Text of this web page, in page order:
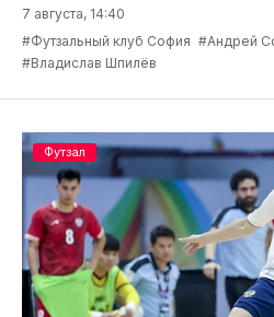
7 августа, 14:40
#Футзальный клуб София #Андрей
#Владислав Шпилёв
Футзал